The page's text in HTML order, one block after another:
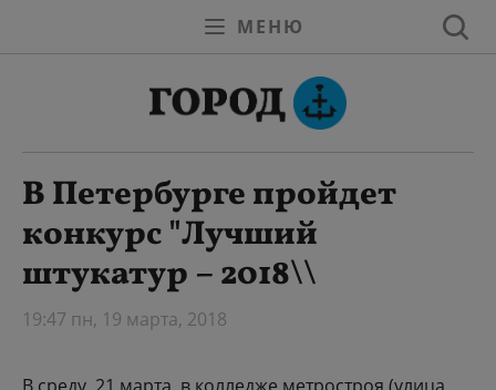
МЕНЮ
В Петербурге пройдет
конкурс "Лучший
штукатур – 2018\\
19:47 пн, 19 марта, 2018